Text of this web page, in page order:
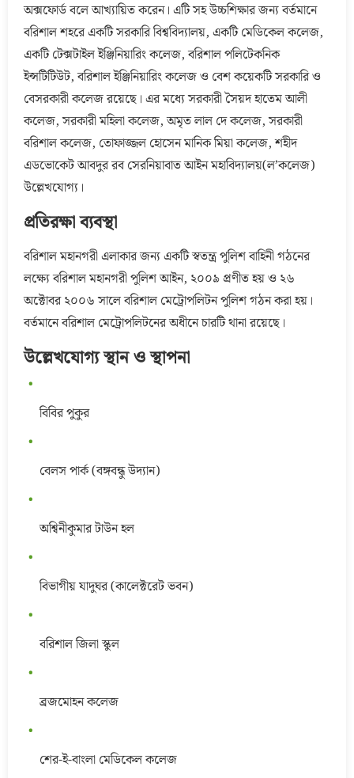
অক্সফোর্ড বলে আখ্যায়িত করেন। এটি সহ উচ্চশিক্ষার জন্য বর্তমানে
বরিশাল শহরে একটি সরকারি বিশ্ববিদ্যালয়, একটি মেডিকেল কলেজ,
একটি টেক্সটাইল ইঞ্জিনিয়ারিং কলেজ, বরিশাল পলিটেকনিক
ইন্সটিটিউট, বরিশাল ইঞ্জিনিয়ারিং কলেজ ও বেশ কয়েকটি সরকারি ও
বেসরকারী কলেজ রয়েছে। এর মধ্যে সরকারী সৈয়দ হাতেম আলী
কলেজ, সরকারী মহিলা কলেজ, অমৃত লাল দে কলেজ, সরকারী
বরিশাল কলেজ, তোফাজ্জল হোসেন মানিক মিয়া কলেজ, শহীদ
এডভোকেট আবদুর রব সেরনিয়াবাত আইন মহাবিদ্যালয়(ল’কলেজ)
উল্লেখযোগ্য।
প্রতিরক্ষা ব্যবস্থা
বরিশাল মহানগরী এলাকার জন্য একটি স্বতন্ত্র পুলিশ বাহিনী গঠনের
লক্ষ্যে বরিশাল মহানগরী পুলিশ আইন, ২০০৯ প্রণীত হয় ও ২৬
অক্টোবর ২০০৬ সালে বরিশাল মেট্রোপলিটন পুলিশ গঠন করা হয়।
বর্তমানে বরিশাল মেট্রোপলিটনের অধীনে চারটি থানা রয়েছে।
উল্লে­খযোগ্য স্থান ও স্থাপনা
বিবির পুকুর
বেলস পার্ক (বঙ্গবন্ধু উদ্যান)
অশ্বিনীকুমার টাউন হল
বিভাগীয় যাদুঘর (কালেক্টরেট ভবন)
বরিশাল জিলা স্কুল
ব্রজমোহন কলেজ
শের-ই-বাংলা মেডিকেল কলেজ